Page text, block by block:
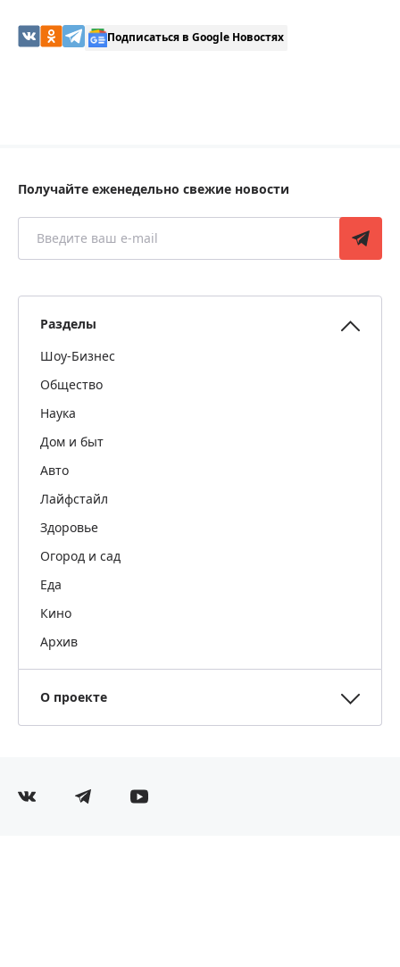
Подписаться в Google Новостях
Получайте еженедельно свежие новости
Разделы
Шоу-Бизнес
Общество
Наука
Дом и быт
Авто
Лайфстайл
Здоровье
Огород и сад
Еда
Кино
Архив
О проекте